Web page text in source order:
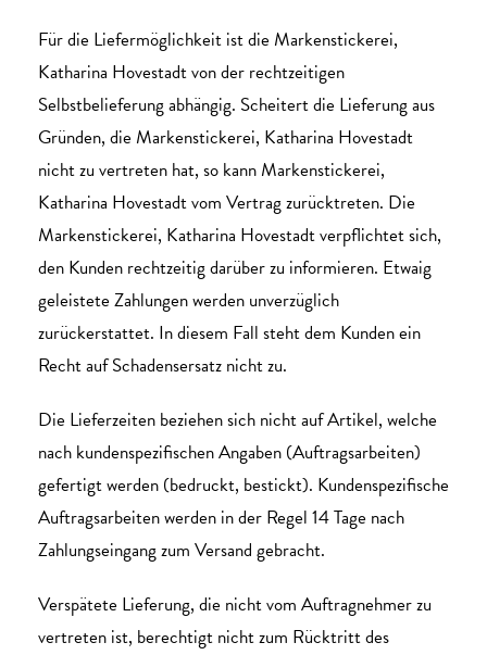
Für die Liefermöglichkeit ist die Markenstickerei,
Katharina Hovestadt von der rechtzeitigen
Selbstbelieferung abhängig. Scheitert die Lieferung aus
Gründen, die Markenstickerei, Katharina Hovestadt
nicht zu vertreten hat, so kann Markenstickerei,
Katharina Hovestadt vom Vertrag zurücktreten. Die
Markenstickerei, Katharina Hovestadt verpflichtet sich,
den Kunden rechtzeitig darüber zu informieren. Etwaig
geleistete Zahlungen werden unverzüglich
zurückerstattet. In diesem Fall steht dem Kunden ein
Recht auf Schadensersatz nicht zu.
Die Lieferzeiten beziehen sich nicht auf Artikel, welche
nach kundenspezifischen Angaben (Auftragsarbeiten)
gefertigt werden (bedruckt, bestickt). Kundenspezifische
Auftragsarbeiten werden in der Regel 14 Tage nach
Zahlungseingang zum Versand gebracht.
Verspätete Lieferung, die nicht vom Auftragnehmer zu
vertreten ist, berechtigt nicht zum Rücktritt des